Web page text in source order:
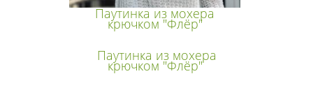
Паутинка из мохера
крючком "Флёр"
Паутинка из мохера
крючком "Флёр"